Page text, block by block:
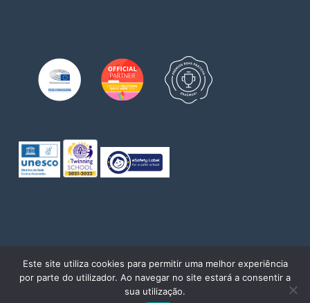
twitter facebookpinterestlinkedinyoutubeinstagram
Este site utiliza cookies para permitir uma melhor experiência
por parte do utilizador. Ao navegar no site estará a consentir a
sua utilização.